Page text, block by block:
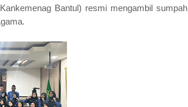
Bantul) resmi mengambil sumpah